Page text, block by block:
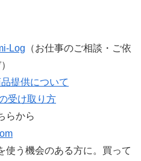
Log （お仕事のご相談・ご依
提供について
受け取り方
らから
う機会のある方に。買って